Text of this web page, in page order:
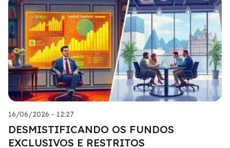
16/06/2026 - 12:27
DESMISTIFICANDO OS FUNDOS
EXCLUSIVOS E RESTRITOS